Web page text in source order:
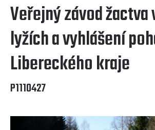
Veřejný závod žactva
lyžích a vyhlášení
Libereckého kraje
P1110427